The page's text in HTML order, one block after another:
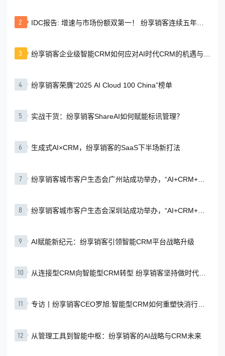
2
IDC报告: 增速与市场份额双第一！ 纷享销客连续五年领
3
纷享销客企业级智能CRM如何应对AI时代CRM的机遇与挑
4 纷享销客荣膺“2025 AI Cloud 100 China”榜单
5 实战干货：纷享销客ShareAI如何赋能标讯管理？
6 生成式AI×CRM，纷享销客的SaaS下半场新打法
7
纷享销客城市客户生态会广州站成功举办，“AI+CRM+行
8
纷享销客城市客户生态会深圳站成功举办，“AI+CRM+行
9 AI赋能新纪元：纷享销客引领智能CRM平台战略升级
10
从连接型CRM向智能型CRM转型 纷享销客坚持做时代的
11
专访丨纷享销客CEO罗旭:智能型CRM如何重塑快消行业
12 从管理工具到智能中枢：纷享销客的AI战略与CRM未来